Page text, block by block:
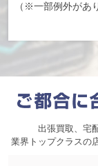
（※一部例外があ
出張買取、宅
業界トップクラスの